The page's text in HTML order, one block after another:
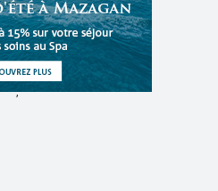
,